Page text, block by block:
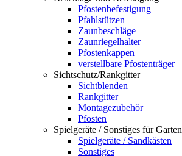
Pfostenbefestigung
Pfahlstützen
Zaunbeschläge
Zaunriegelhalter
Pfostenkappen
verstellbare Pfostenträger
Sichtschutz/Rankgitter
Sichtblenden
Rankgitter
Montagezubehör
Pfosten
Spielgeräte / Sonstiges für Garten
Spielgeräte / Sandkästen
Sonstiges